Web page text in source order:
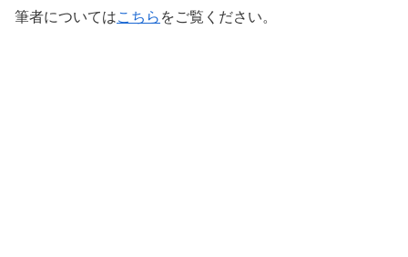
筆者についてはこちら をご覧ください。